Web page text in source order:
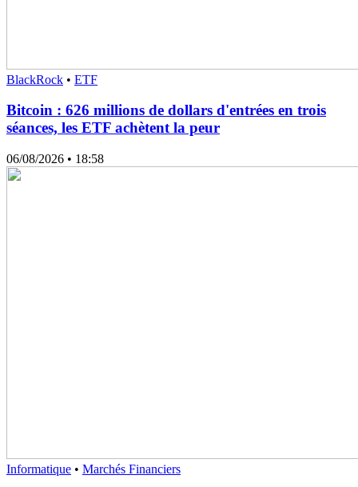
BlackRock • ETF
Bitcoin : 626 millions de dollars d'entrées en trois
séances, les ETF achètent la peur
06/08/2026 • 18:58
Informatique • Marchés Financiers